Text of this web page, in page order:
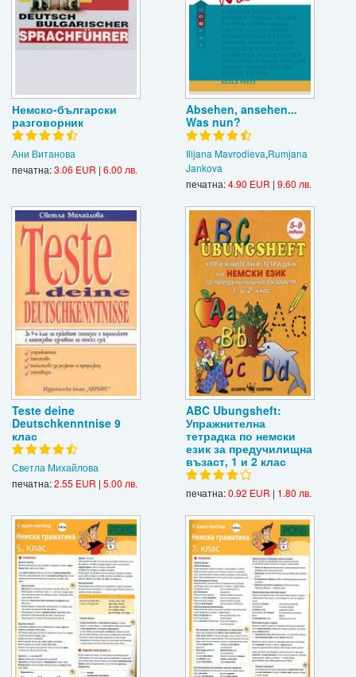
Немско-български
разговорник
Ани Витанова
печатна:3.06 EUR | 6.00 лв.
Absehen, ansehen...
Was nun?
Ilijana Mavrodieva,Rumjana
Jankova
печатна:4.90 EUR | 9.60 лв.
Teste deine
Deutschkenntnise 9
клас
Светла Михайлова
печатна:2.55 EUR | 5.00 лв.
ABC Ubungsheft:
Упражнителна
тетрадка по немски
език за предучилищна
възаст, 1 и 2 клас
печатна:0.92 EUR | 1.80 лв.